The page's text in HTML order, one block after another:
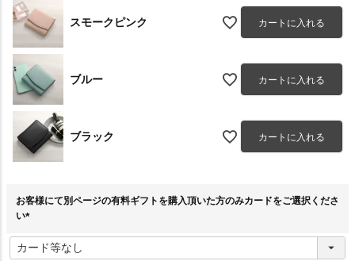
スモークピンク カートに入れる
ブルー カートに入れる
ブラック カートに入れる
お客様にて別ページの有料ギフトを購入頂いた方のみカードをご選択くださ
い
必